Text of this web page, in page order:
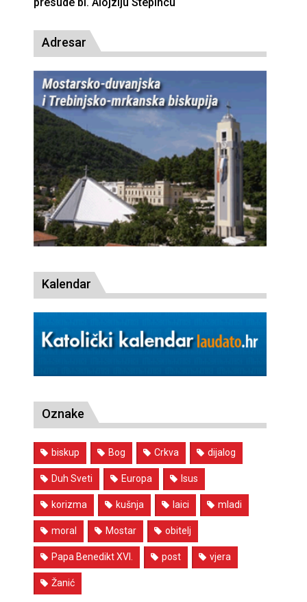
Adresar
Kalendar
Oznake
biskup Bog Crkva dijalog
Duh Sveti Europa Isus
korizma kušnja laici mladi
moral Mostar obitelj
Papa Benedikt XVI. post vjera
Žanić